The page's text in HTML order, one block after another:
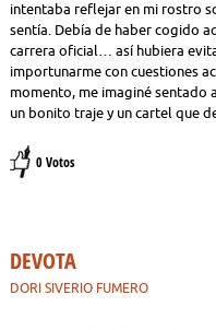
intentaba reflejar en mi rostro
sentía. Debía de haber cogido
carrera oficial… así hubiera
importunarme con cuestiones
momento, me imaginé sentado
un bonito traje y un cartel que
0 Votos
DEVOTA
DORI SIVERIO FUMERO